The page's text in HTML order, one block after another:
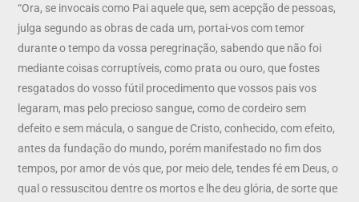
“Ora, se invocais como Pai aquele que, sem acepção de pessoas,
julga segundo as obras de cada um, portai-vos com temor
durante o tempo da vossa peregrinação, sabendo que não foi
mediante coisas corruptíveis, como prata ou ouro, que fostes
resgatados do vosso fútil procedimento que vossos pais vos
legaram, mas pelo precioso sangue, como de cordeiro sem
defeito e sem mácula, o sangue de Cristo, conhecido, com efeito,
antes da fundação do mundo, porém manifestado no fim dos
tempos, por amor de vós que, por meio dele, tendes fé em Deus, o
qual o ressuscitou dentre os mortos e lhe deu glória, de sorte que